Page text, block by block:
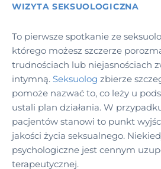
WIZYTA SEKSUOLOGICZNA
To pierwsze spotkanie ze
którego możesz szczerze
trudnościach lub niejasnościach
intymną. Seksuolog zbierze
pomoże nazwać to, co leży u
ustali plan działania. W
pacjentów stanowi to punkt
jakości życia seksualnego.
psychologiczne jest cennym
terapeutycznej.